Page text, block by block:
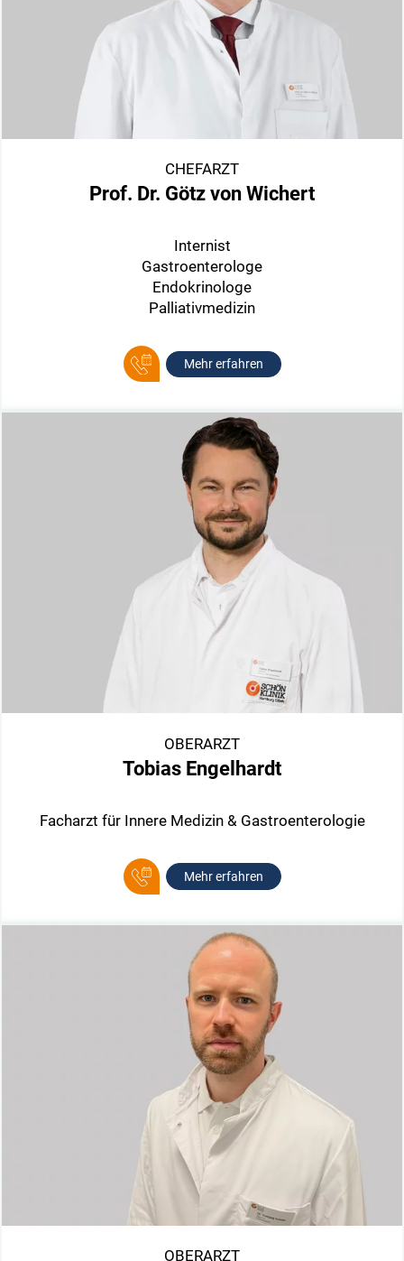
CHEFARZT
Prof. Dr. Götz von Wichert
Internist
Gastroenterologe
Endokrinologe
Palliativmedizin
Mehr erfahren
OBERARZT
Tobias Engelhardt
Facharzt für Innere Medizin & Gastroenterologie
Mehr erfahren
OBERARZT